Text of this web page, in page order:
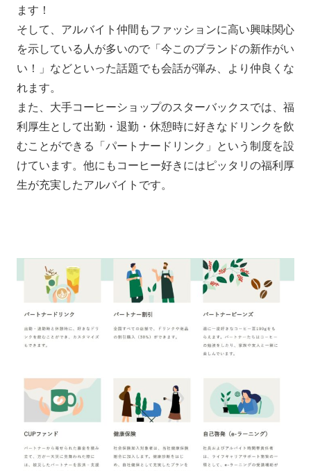
ます！
そして、アルバイト仲間もファッションに高い興味関心
を示している人が多いので「今このブランドの新作がい
い！」などといった話題でも会話が弾み、より仲良くな
れます。
また、大手コーヒーショップのスターバックスでは、福
利厚生として出勤・退勤・休憩時に好きなドリンクを飲
むことができる「パートナードリンク」という制度を設
けています。他にもコーヒー好きにはピッタリの福利厚
生が充実したアルバイトです。